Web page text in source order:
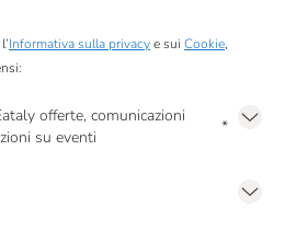
Informativa sulla privacye sui Cookie,
offerte, comunicazioni
su eventi
*